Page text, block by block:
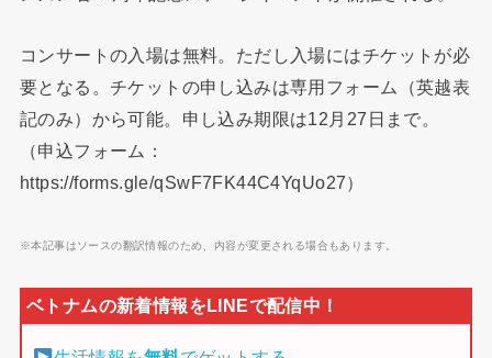
コンサートの入場は無料。ただし入場にはチケットが必
要となる。チケットの申し込みは専用フォーム（英越表
記のみ）から可能。申し込み期限は12月27日まで。
（申込フォーム：
https://forms.gle/qSwF7FK44C4YqUo27）
※本記事はソースの翻訳情報のため、内容が変更される場合もあります。